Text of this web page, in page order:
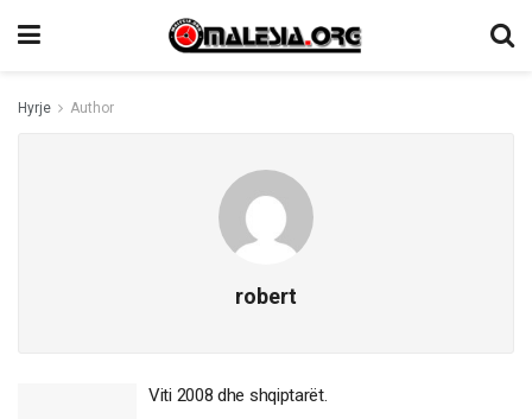
Hyrje Author
robert
Viti 2008 dhe shqiptarët.